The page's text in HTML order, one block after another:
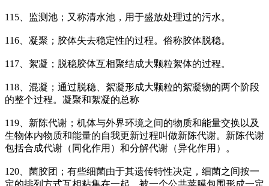
115、监测池；又称清水池，用于盛放处理过的污水。
116、凝聚；胶体失去稳定性的过程。俗称胶体脱稳。
117、絮凝；脱稳胶体互相聚结成大颗粒絮体的过程。
118、混凝；通过脱稳、絮凝形成大颗粒的絮凝物的两个阶段
的整个过程。凝聚和絮凝的总称
119、新陈代谢；机体与外界环境之间的物质和能量交换以及
生物体内物质和能量的自我更新过程叫做新陈代谢。新陈代谢
包括合成代谢（同化作用）和分解代谢（异化作用）。
120、菌胶团；有些细菌由于其遗传特性决定，细菌之间按一